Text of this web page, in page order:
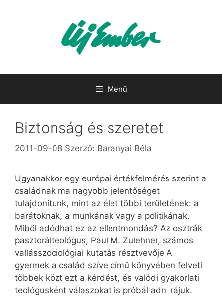
Menü
Biztonság és szeretet
2011-09-08 Szerző: Baranyai Béla
Ugyanakkor egy európai értékfelmérés szerint a
családnak ma nagyobb jelentőséget
tulajdonítunk, mint az élet többi területének: a
barátoknak, a munkának vagy a politikának.
Miből adódhat ez az ellentmondás? Az osztrák
pasztorálteológus, Paul M. Zulehner, számos
vallásszociológiai kutatás résztvevője A
gyermek a család szíve című könyvében felveti
többek közt ezt a kérdést, és valódi gyakorlati
teológusként válaszokat is próbál adni rájuk.